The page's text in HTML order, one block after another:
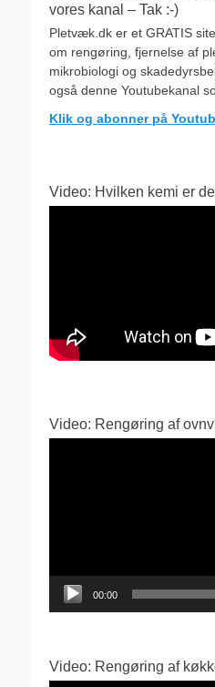
vores kanal – Tak :-)
Pletvæk.dk er et GRATIS
om rengøring, fjernelse af
mikrobiologi og
også denne Youtubekanal
Klik og abonner på
Video: Hvilken kemi er
Video: Rengøring af
00:00
Video: Rengøring af